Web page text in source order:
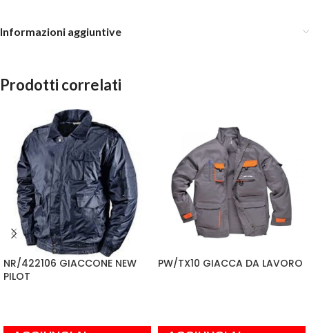
Informazioni aggiuntive
Prodotti correlati
NR/422106 GIACCONE NEW
PILOT
PW/TX10 GIACCA DA LAVORO